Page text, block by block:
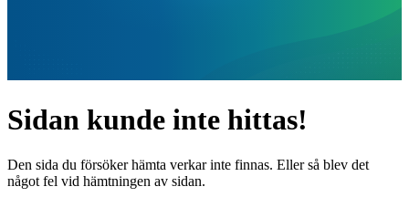
Sidan kunde inte hittas!
Den sida du försöker hämta verkar inte finnas. Eller så blev det
något fel vid hämtningen av sidan.